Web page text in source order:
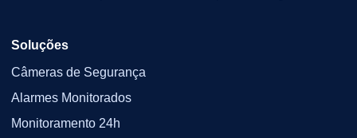
Soluções
Câmeras de Segurança
Alarmes Monitorados
Monitoramento 24h